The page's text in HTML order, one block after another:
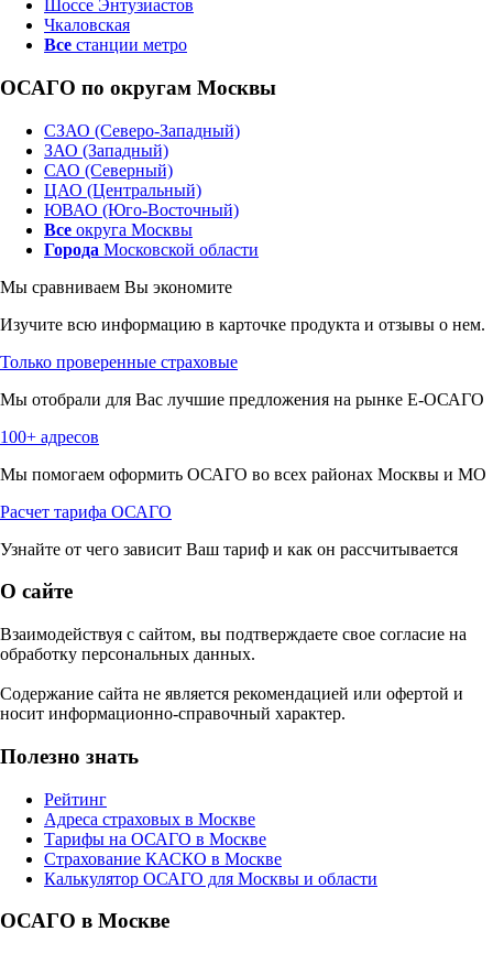
Шоссе Энтузиастов
Чкаловская
Все станции метро
ОСАГО по округам Москвы
СЗАО (Северо-Западный)
ЗАО (Западный)
САО (Северный)
ЦАО (Центральный)
ЮВАО (Юго-Восточный)
Все округа Москвы
Города Московской области
Мы сравниваем Вы экономите
Изучите всю информацию в карточке продукта и отзывы о нем.
Только проверенные страховые
Мы отобрали для Вас лучшие предложения на рынке Е-ОСАГО
100+ адресов
Мы помогаем оформить ОСАГО во всех районах Москвы и МО
Расчет тарифа ОСАГО
Узнайте от чего зависит Ваш тариф и как он рассчитывается
О сайте
Взаимодействуя с сайтом, вы подтверждаете свое согласие на
обработку персональных данных.
Содержание сайта не является рекомендацией или офертой и
носит информационно-справочный характер.
Полезно знать
Рейтинг
Адреса страховых в Москве
Тарифы на ОСАГО в Москве
Страхование КАСКО в Москве
Калькулятор ОСАГО для Москвы и области
ОСАГО в Москве